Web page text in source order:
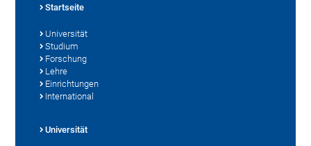
Startseite
Universität
Studium
Forschung
Lehre
Einrichtungen
International
Universität